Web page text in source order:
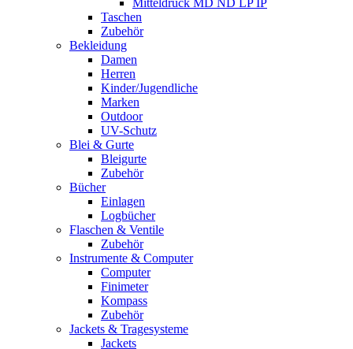
Mitteldruck MD ND LP IP
Taschen
Zubehör
Bekleidung
Damen
Herren
Kinder/Jugendliche
Marken
Outdoor
UV-Schutz
Blei & Gurte
Bleigurte
Zubehör
Bücher
Einlagen
Logbücher
Flaschen & Ventile
Zubehör
Instrumente & Computer
Computer
Finimeter
Kompass
Zubehör
Jackets & Tragesysteme
Jackets